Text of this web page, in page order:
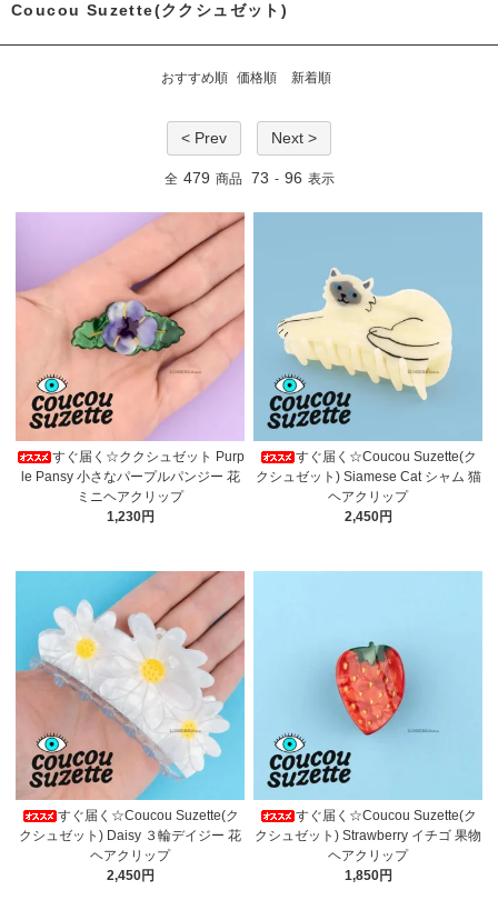
Coucou Suzette(ククシュゼット)
おすすめ順 価格順 新着順
< Prev Next >
全 479 商品 73 - 96 表示
すぐ届く☆ククシュゼット Purp
le Pansy 小さなパープルパンジー 花
ミニヘアクリップ
1,230円
すぐ届く☆Coucou Suzette(ク
クシュゼット) Siamese Cat シャム 猫
ヘアクリップ
2,450円
すぐ届く☆Coucou Suzette(ク
クシュゼット) Daisy ３輪デイジー 花
ヘアクリップ
2,450円
すぐ届く☆Coucou Suzette(ク
クシュゼット) Strawberry イチゴ 果物
ヘアクリップ
1,850円